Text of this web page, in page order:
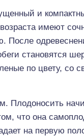
и
имеют
После
становятся
по цвету, со
Плодоносить
что она
на первую